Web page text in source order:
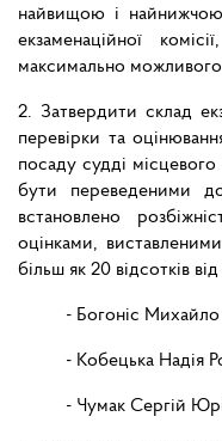
найвищою і
екзаменаційної
максимально
2. Затвердити склад
перевірки та
посаду судді
бути переведеними
встановлено
оцінками,
більш як 20 відсотків
- Богоніс
- Кобецька Надія
- Чумак Сергій